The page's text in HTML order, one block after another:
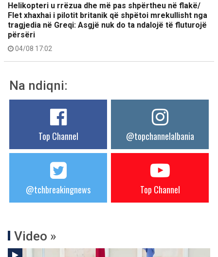
Helikopteri u rrëzua dhe më pas shpërtheu në flakë/
Flet xhaxhai i pilotit britanik që shpëtoi mrekullisht nga
tragjedia në Greqi: Asgjë nuk do ta ndalojë të fluturojë
përsëri
04/08 17:02
Na ndiqni:
Top Channel @topchannelalbania
@tchbreakingnews Top Channel
Video »